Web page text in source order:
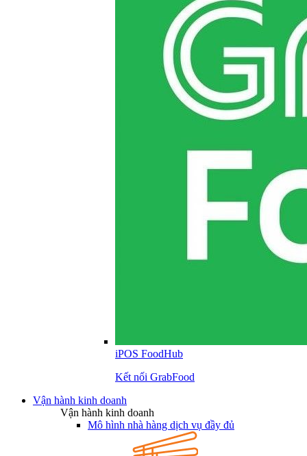
iPOS FoodHub
Kết nối GrabFood
Vận hành kinh doanh
Vận hành kinh doanh
Mô hình nhà hàng dịch vụ đầy đủ